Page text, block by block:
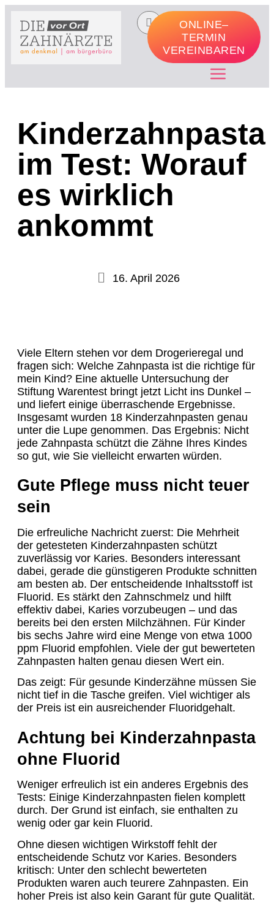
ONLINE–
TERMIN
VEREINBAREN
Kinderzahnpasta
im Test: Worauf
es wirklich
ankommt
16. April 2026
Viele Eltern stehen vor dem Drogerieregal und
fragen sich: Welche Zahnpasta ist die richtige für
mein Kind? Eine aktuelle Untersuchung der
Stiftung Warentest bringt jetzt Licht ins Dunkel –
und liefert einige überraschende Ergebnisse.
Insgesamt wurden 18 Kinderzahnpasten genau
unter die Lupe genommen. Das Ergebnis: Nicht
jede Zahnpasta schützt die Zähne Ihres Kindes
so gut, wie Sie vielleicht erwarten würden.
Gute Pflege muss nicht teuer
sein
Die erfreuliche Nachricht zuerst: Die Mehrheit
der getesteten Kinderzahnpasten schützt
zuverlässig vor Karies. Besonders interessant
dabei, gerade die günstigeren Produkte schnitten
am besten ab. Der entscheidende Inhaltsstoff ist
Fluorid. Es stärkt den Zahnschmelz und hilft
effektiv dabei, Karies vorzubeugen – und das
bereits bei den ersten Milchzähnen. Für Kinder
bis sechs Jahre wird eine Menge von etwa 1000
ppm Fluorid empfohlen. Viele der gut bewerteten
Zahnpasten halten genau diesen Wert ein.
Das zeigt: Für gesunde Kinderzähne müssen Sie
nicht tief in die Tasche greifen. Viel wichtiger als
der Preis ist ein ausreichender Fluoridgehalt.
Achtung bei Kinderzahnpasta
ohne Fluorid
Weniger erfreulich ist ein anderes Ergebnis des
Tests: Einige Kinderzahnpasten fielen komplett
durch. Der Grund ist einfach, sie enthalten zu
wenig oder gar kein Fluorid.
Ohne diesen wichtigen Wirkstoff fehlt der
entscheidende Schutz vor Karies. Besonders
kritisch: Unter den schlecht bewerteten
Produkten waren auch teurere Zahnpasten. Ein
hoher Preis ist also kein Garant für gute Qualität.